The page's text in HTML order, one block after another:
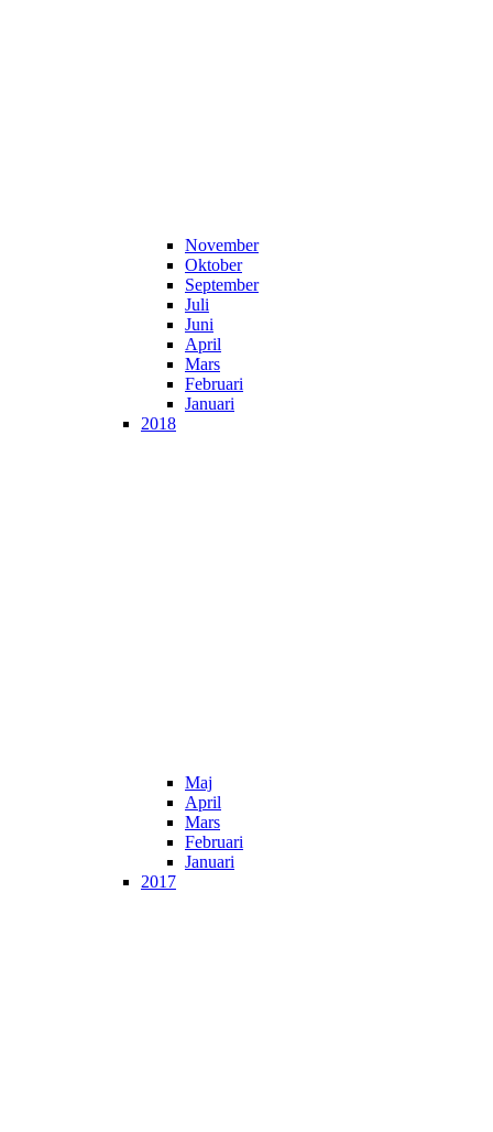
November
Oktober
September
Juli
Juni
April
Mars
Februari
Januari
2018
Maj
April
Mars
Februari
Januari
2017